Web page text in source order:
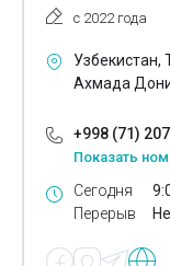
с 2022 года
Узбекистан,
Ахмада
+998 (71)
Показать
Сегодня
Перерыв